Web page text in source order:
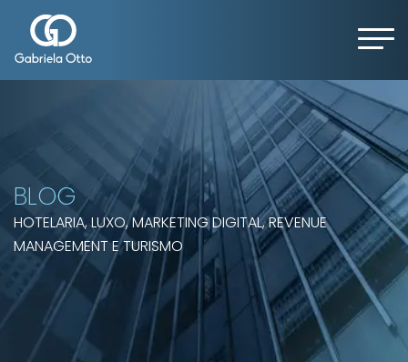
BLOG
HOTELARIA, LUXO, MARKETING DIGITAL, REVENUE
MANAGEMENT E TURISMO